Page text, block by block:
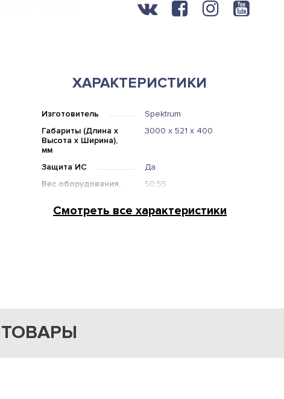
ХАРАКТЕРИСТИКИ
Изготовитель
Spektrum
Габариты (Длина х
Высота х Ширина),
мм
3000 х 521 х 400
Защита ИС
Да
Вес оборудования,
50,55
Смотреть все характеристики